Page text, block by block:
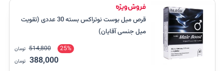
قرص میل بوست نوتراکس بسته 30 عددی (تقویت
میل جنسی آقایان)
25%
514,800 تومان
388,000 تومان